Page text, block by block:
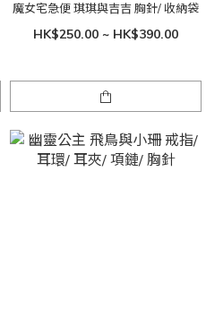
魔女宅急便 琪琪與吉吉 胸針/ 收納袋
HK$250.00 ~ HK$390.00